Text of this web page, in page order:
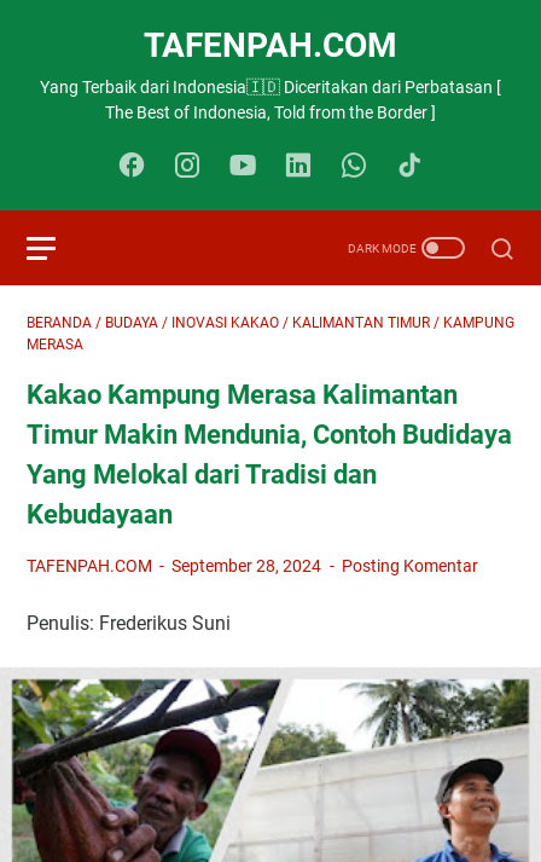
TAFENPAH.COM
Yang Terbaik dari Indonesia🇮🇩 Diceritakan dari Perbatasan [
The Best of Indonesia, Told from the Border ]
BERANDA / BUDAYA / INOVASI KAKAO / KALIMANTAN TIMUR / KAMPUNG
MERASA
Kakao Kampung Merasa Kalimantan
Timur Makin Mendunia, Contoh Budidaya
Yang Melokal dari Tradisi dan
Kebudayaan
TAFENPAH.COM September 28, 2024 Posting Komentar
Penulis: Frederikus Suni